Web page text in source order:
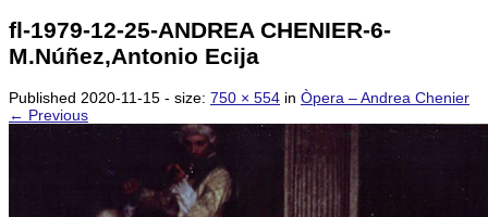
fl-1979-12-25-ANDREA CHENIER-6-
M.Núñez,Antonio Ecija
Published 2020-11-15 - size: 750 × 554 in Òpera – Andrea Chenier
← Previous